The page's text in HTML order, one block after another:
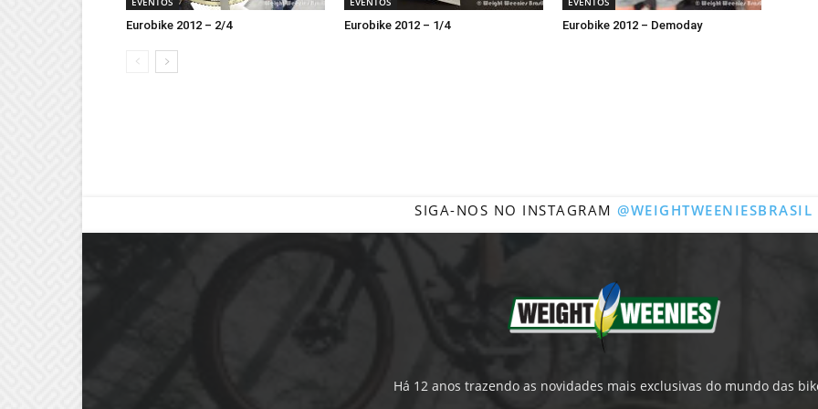
Eurobike 2012 – 2/4 Eurobike 2012 – 1/4 Eurobike 2012 – Demoday
SIGA-NOS NO INSTAGRAM @WEIGHTWEENIESBRASIL
Há 12 anos trazendo as novidades mais exclusivas do mundo das